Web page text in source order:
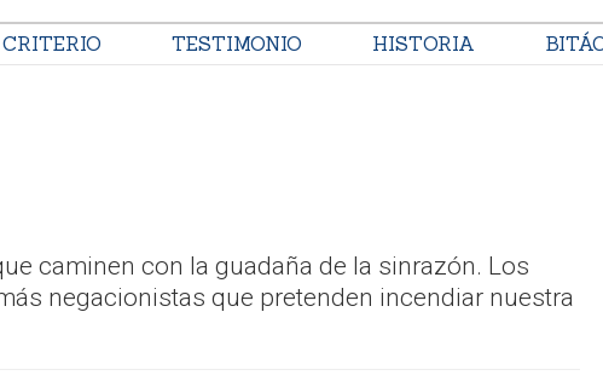
CRITERIO TESTIMONIO HISTORIA
caminen con la guadaña de la sinrazón. Los
negacionistas que pretenden incendiar nuestra